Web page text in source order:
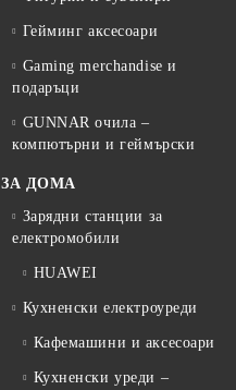
Гейминг аксесоари
Gaming merchandise и
подаръци
GUNNAR очила –
компютърни и геймърски
ЗА ДОМА
Зарядни станции за
електромобили
HUAWEI
Кухненски електроуреди
Кафемашини и аксесоари
Кухненски уреди –